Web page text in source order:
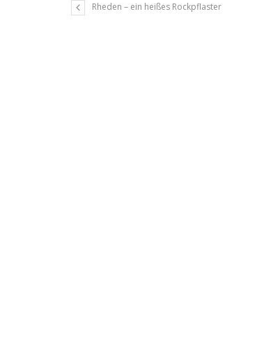
Rheden – ein heißes Rockpflaster